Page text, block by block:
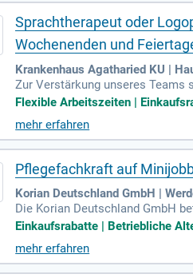
Sprachtherapeut oder
Wochenenden und
Krankenhaus Agatharied KU |
Zur Verstärkung unseres Teams
ften an Wochenenden und
Aphasie und Dysarthrie auf der
apeuten, Ergotherapeuten und
gie sind wünschenswert. Wir
Flexible Arbeitszeiten |
mehr erfahren
Pflegefachkraft auf
Korian Deutschland GmbH |
Die Korian Deutschland GmbH
ane Familie, dem führenden
Einkaufsrabatte | Betriebliche
mehr erfahren